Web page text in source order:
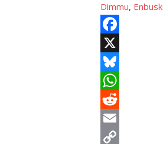
Dimmu,
F
a
c
e
b
o
X
B
l
u
e
W
h
a
R
e
E